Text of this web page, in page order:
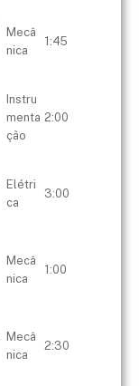
Mecâ
nica
1:45
Instru
menta
ção
2:00
Elétri
ca
3:00
Mecâ
nica
1:00
Mecâ
nica
2:30